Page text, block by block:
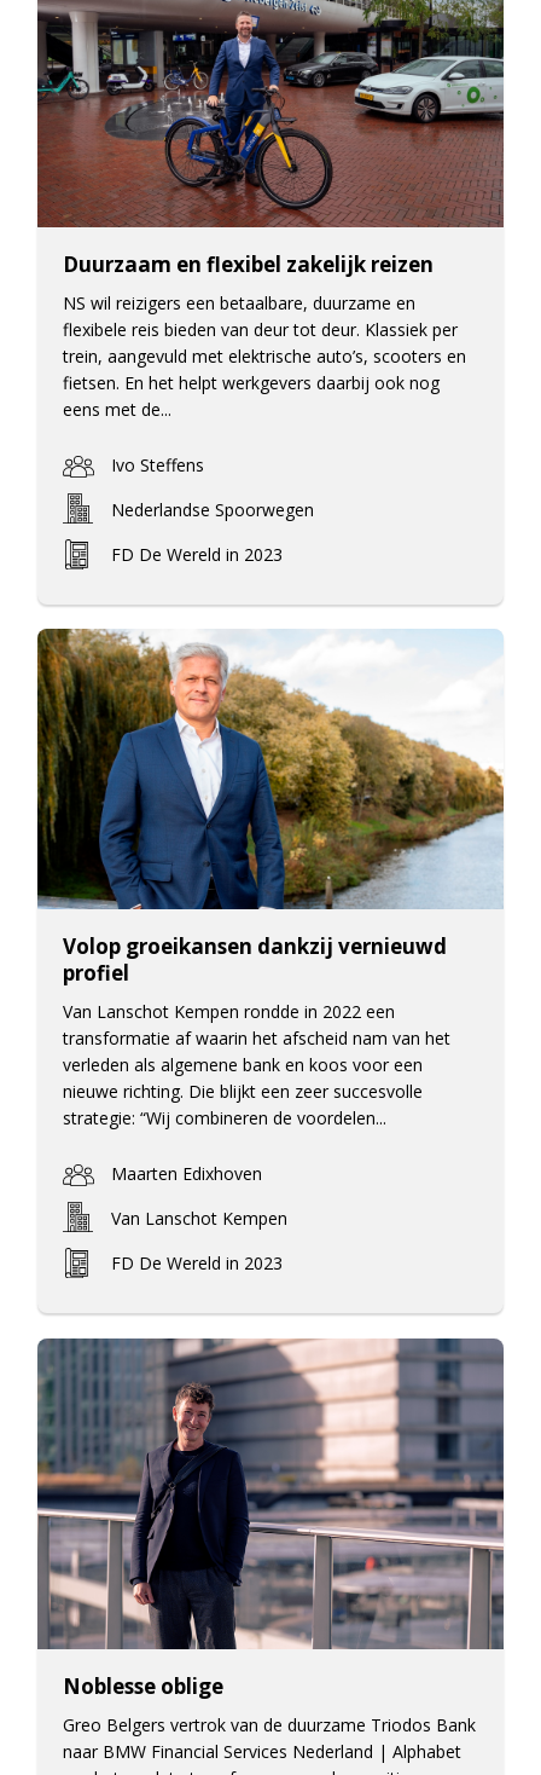
Duurzaam en flexibel zakelijk reizen
NS wil reizigers een betaalbare, duurzame en
flexibele reis bieden van deur tot deur. Klassiek per
trein, aangevuld met elektrische auto’s, scooters en
fietsen. En het helpt werkgevers daarbij ook nog
eens met de...
Ivo Steffens
Nederlandse Spoorwegen
FD De Wereld in 2023
Volop groeikansen dankzij vernieuwd
profiel
Van Lanschot Kempen rondde in 2022 een
transformatie af waarin het afscheid nam van het
verleden als algemene bank en koos voor een
nieuwe richting. Die blijkt een zeer succesvolle
strategie: “Wij combineren de voordelen...
Maarten Edixhoven
Van Lanschot Kempen
FD De Wereld in 2023
Noblesse oblige
Greo Belgers vertrok van de duurzame Triodos Bank
naar BMW Financial Services Nederland | Alphabet